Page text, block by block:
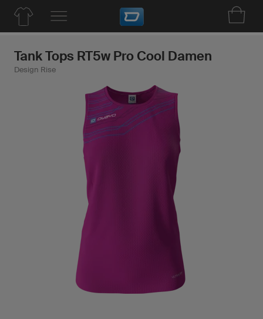
Tank Tops RT5w Pro Cool Damen
Design Rise